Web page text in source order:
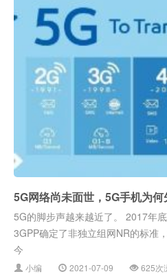
5G网络尚未面世，5G手机为何
5G的脚步声越来越近了。 2017年
3GPP确定了非独立组网NR的标准
今
小编 2021-07-09 625次